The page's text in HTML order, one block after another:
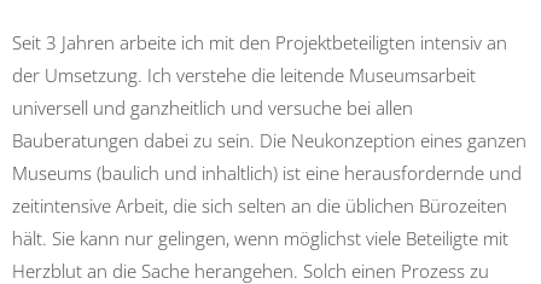
Seit 3 Jahren arbeite ich mit den Projektbeteiligten intensiv an
der Umsetzung. Ich verstehe die leitende Museumsarbeit
universell und ganzheitlich und versuche bei allen
Bauberatungen dabei zu sein. Die Neukonzeption eines ganzen
Museums (baulich und inhaltlich) ist eine herausfordernde und
zeitintensive Arbeit, die sich selten an die üblichen Bürozeiten
hält. Sie kann nur gelingen, wenn möglichst viele Beteiligte mit
Herzblut an die Sache herangehen. Solch einen Prozess zu